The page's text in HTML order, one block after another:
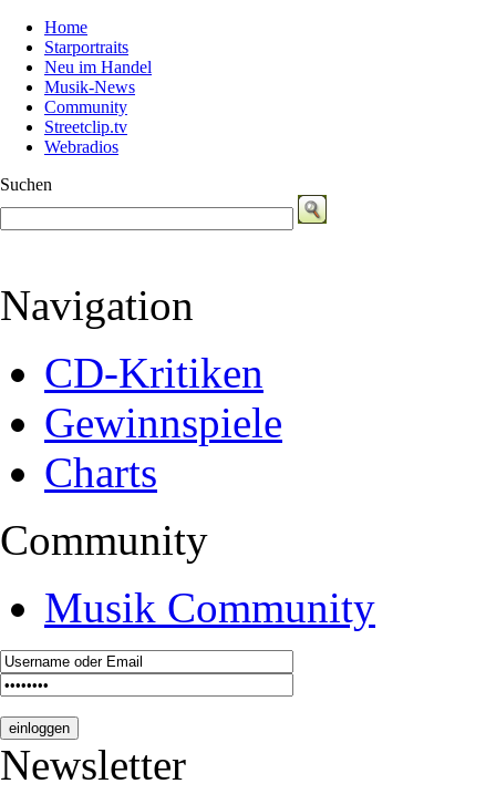
Home
Starportraits
Neu im Handel
Musik-News
Community
Streetclip.tv
Webradios
Suchen
Navigation
CD-Kritiken
Gewinnspiele
Charts
Community
Musik Community
Newsletter